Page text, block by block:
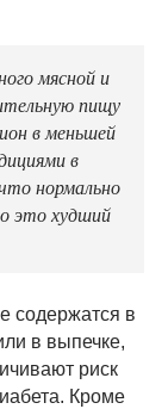
мясной и
пищу
в меньшей
в
нормально
это худший
содержатся в
в выпечке,
риск
Кроме